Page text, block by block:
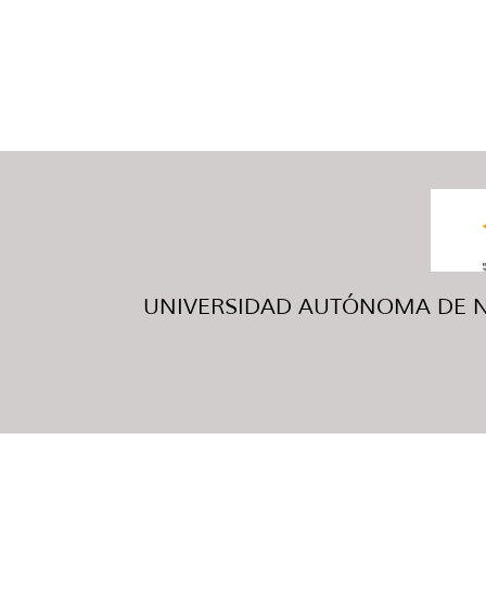
UNIVERSIDAD AUTÓNOMA DE